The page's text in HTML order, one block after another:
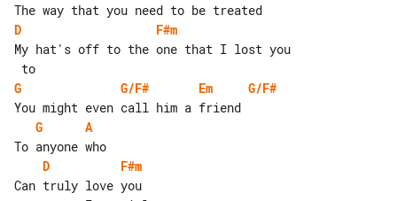
D
F#m
My hat's off to the one that I lost you
G
G/F# Em
G/F#
G
A
D
F#m
Can truly love you